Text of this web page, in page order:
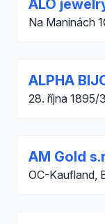
ALO
Na Maninách
ALPHA
28. října 1895/
AM Gold
OC-Kaufland,